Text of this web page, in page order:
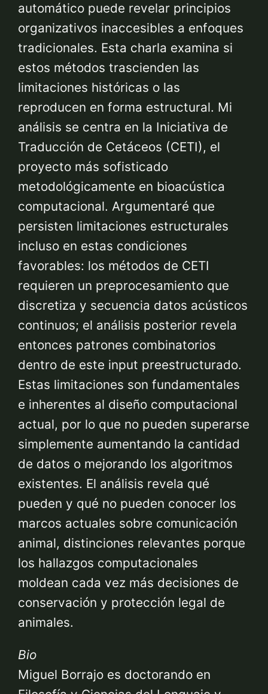
automático puede revelar principios
organizativos inaccesibles a enfoques
tradicionales. Esta charla examina si
estos métodos trascienden las
limitaciones históricas o las
reproducen en forma estructural. Mi
análisis se centra en la Iniciativa de
Traducción de Cetáceos (CETI), el
proyecto más sofisticado
metodológicamente en bioacústica
computacional. Argumentaré que
persisten limitaciones estructurales
incluso en estas condiciones
favorables: los métodos de CETI
requieren un preprocesamiento que
discretiza y secuencia datos acústicos
continuos; el análisis posterior revela
entonces patrones combinatorios
dentro de este input preestructurado.
Estas limitaciones son fundamentales
e inherentes al diseño computacional
actual, por lo que no pueden superarse
simplemente aumentando la cantidad
de datos o mejorando los algoritmos
existentes. El análisis revela qué
pueden y qué no pueden conocer los
marcos actuales sobre comunicación
animal, distinciones relevantes porque
los hallazgos computacionales
moldean cada vez más decisiones de
conservación y protección legal de
animales.
Bio
Miguel Borrajo es doctorando en